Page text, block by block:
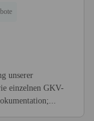
unserer
einzelnen GKV-